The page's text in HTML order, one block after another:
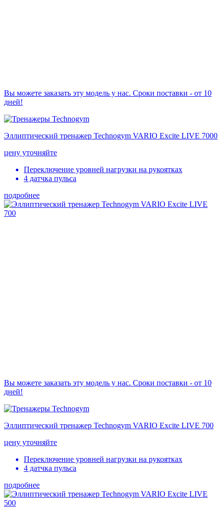
Вы можете заказать эту модель у нас. Сроки поставки - от 10
дней!
Эллиптический тренажер Technogym VARIO Excite LIVE 7000
цену уточняйте
Переключение уровней нагрузки на рукоятках
4 датчка пульса
подробнее
Вы можете заказать эту модель у нас. Сроки поставки - от 10
дней!
Эллиптический тренажер Technogym VARIO Excite LIVE 700
цену уточняйте
Переключение уровней нагрузки на рукоятках
4 датчка пульса
подробнее